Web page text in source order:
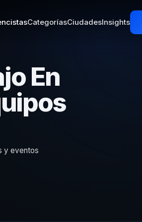
CategoríasCiudadesInsights
En
y eventos